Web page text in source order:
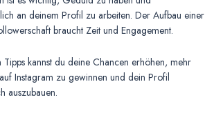
an deinem Profil zu arbeiten. Der Aufbau einer
braucht Zeit und Engagement.
Tipps kannst du deine Chancen erhöhen, mehr
Instagram zu gewinnen und dein Profil
auszubauen.